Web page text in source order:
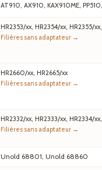
AT910, AX910, KAX910ME,
HR2353/xx, HR2354/xx, HR2355/
Filières sans adaptateur →
HR2660/xx, HR2665/xx
Filières sans adaptateur →
HR2332/xx, HR2333/xx, HR2334/
Filières sans adaptateur →
Unold 68801, Unold 68860